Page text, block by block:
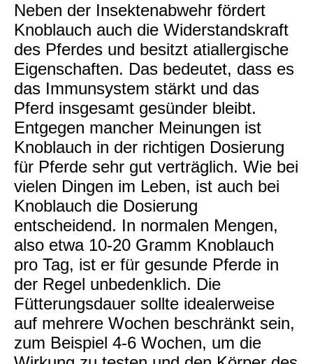
Neben der Insektenabwehr fördert
Knoblauch auch die Widerstandskraft
des Pferdes und besitzt atiallergische
Eigenschaften. Das bedeutet, dass es
das Immunsystem stärkt und das
Pferd insgesamt gesünder bleibt.
Entgegen mancher Meinungen ist
Knoblauch in der richtigen Dosierung
für Pferde sehr gut verträglich. Wie bei
vielen Dingen im Leben, ist auch bei
Knoblauch die Dosierung
entscheidend. In normalen Mengen,
also etwa 10-20 Gramm Knoblauch
pro Tag, ist er für gesunde Pferde in
der Regel unbedenklich. Die
Fütterungsdauer sollte idealerweise
auf mehrere Wochen beschränkt sein,
zum Beispiel 4-6 Wochen, um die